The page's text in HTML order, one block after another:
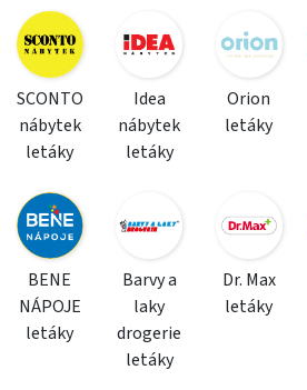
SCONTO
nábytek
letáky
Idea
nábytek
letáky
Orion
letáky
BENE
NÁPOJE
letáky
Barvy a
laky
drogerie
letáky
Dr. Max
letáky